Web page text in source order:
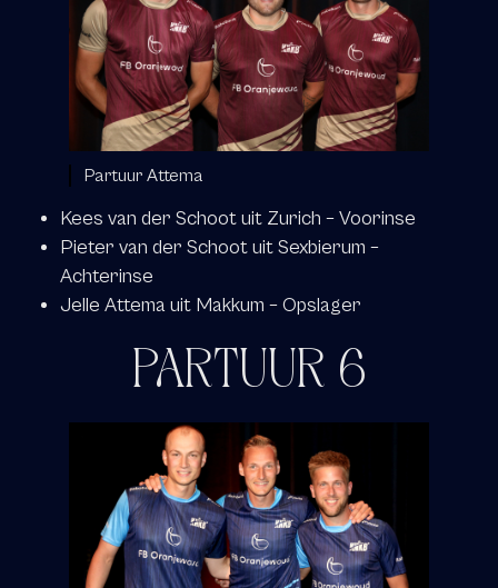
Partuur Attema
Kees van der Schoot uit Zurich – Voorinse
Pieter van der Schoot uit Sexbierum –
Achterinse
Jelle Attema uit Makkum – Opslager
PARTUUR 6